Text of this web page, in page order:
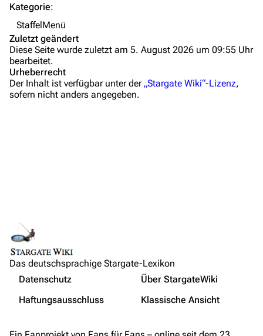
Themengruppen
Letzte Änderungen
Wiki-Diskussion
Kontakt
Feedback
Nicht angemeldet
Änderungen vornehmen.
Wer ist online?
Änderungen an verlinkten Seiten
Druckversion
Seiten­­informationen
Kategorie:
StaffelMenü
Zuletzt geändert
Diese Seite wurde zuletzt am 5. August 2026 um 09:55 Uhr
bearbeitet.
Urheberrecht
Der Inhalt ist verfügbar unter der „Stargate Wiki“-Lizenz,
sofern nicht anders angegeben.
Das deutschsprachige Stargate-Lexikon
Datenschutz
Über StargateWiki
Haftungsausschluss
Klassische Ansicht